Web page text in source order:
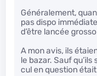
Généralement,
pas dispo
d’être lancée
A mon avis, ils
le bazar. Sauf
cul en question